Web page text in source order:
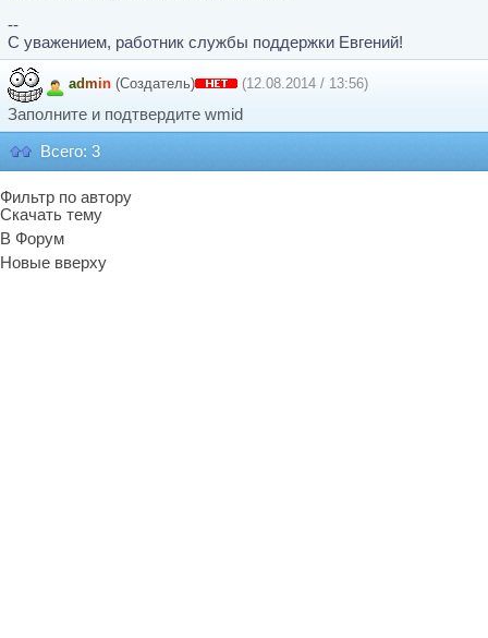
--
С уважением, работник службы поддержки Евгений!
admin (Создатель) (12.08.2014 / 13:56)
Заполните и подтвердите wmid
Всего: 3
Фильтр по автору
Скачать тему
В Форум
Новые вверху